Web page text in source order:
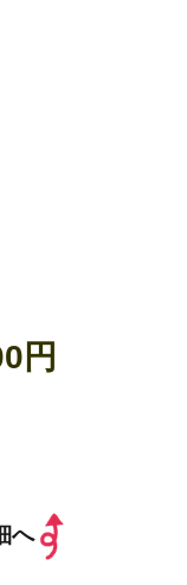
円
へ